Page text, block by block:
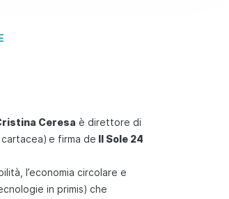
Ceresa è direttore di
e firma de Il Sole 24
l’economia circolare e
in primis) che